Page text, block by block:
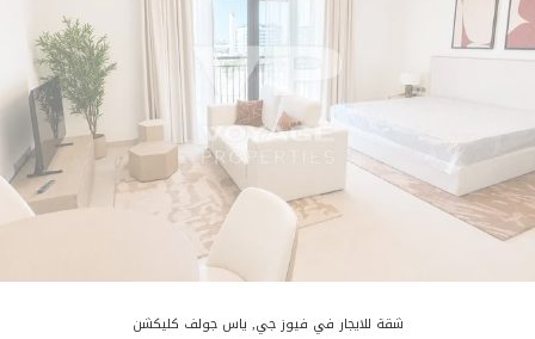
شقة للايجار في فيوز جي, ياس جولف كليكشن